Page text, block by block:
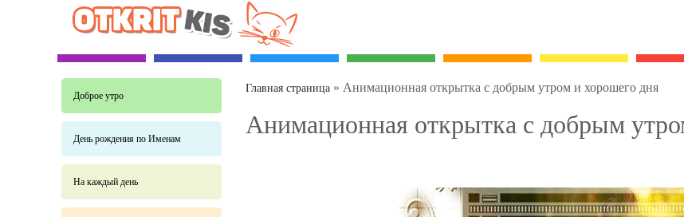
Доброе утро
День рождения по Именам
На каждый день
Главная страница » Анимационная открытка с добрым утром и хорошего дня
Анимационная открытка с добрым